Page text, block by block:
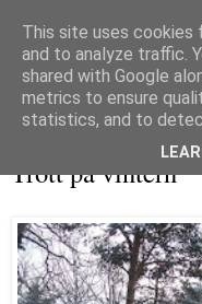
Trött på vintern
This site uses cookies
and to analyze traffic.
shared with Google
metrics to ensure
statistics, and to